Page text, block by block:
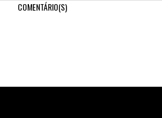
COMENTÁRIO(S)